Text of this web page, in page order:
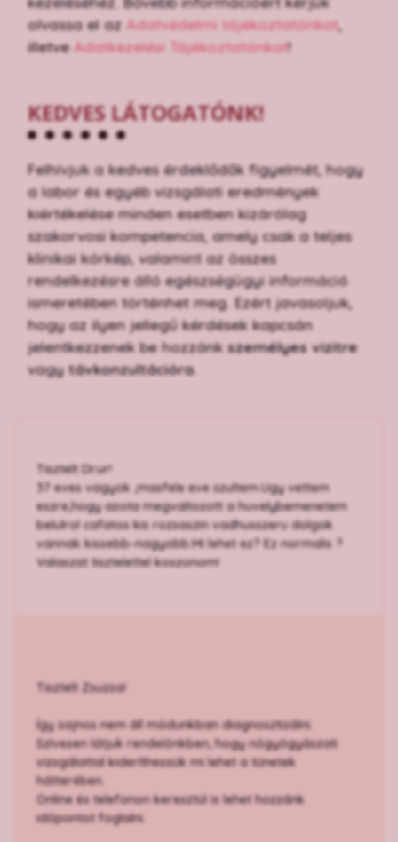
olvassa el az Adatvédelmi tájékoztatónkat,
illetve Adatkezelési Tájékoztatónkat!
KEDVES LÁTOGATÓNK!
Felhívjuk a kedves érdeklődők figyelmét, hogy
a labor és egyéb vizsgálati eredmények
kiértékelése minden esetben kizárólag
szakorvosi kompetencia, amely csak a teljes
klinikai kórkép, valamint az összes
rendelkezésre álló egészségügyi információ
ismeretében történhet meg. Ezért javasoljuk,
hogy az ilyen jellegű kérdések kapcsán
jelentkezzenek be hozzánk személyes vizitre
vagytávkonzultációra.
Tisztelt Dr.ur!
37 eves vagyok ,masfele eve szultem.Ugy vettem
eszre,hogy azota megvaltozott a huvelybemenetem
belulrol cafatos kis rozsaszin vadhusszeru dolgok
vannak kissebb-nagyobb.Mi lehet ez? Ez normalis ?
Valaszat tisztelettel koszonom!
Tisztelt Zsuzsa!
Így sajnos nem áll módunkban diagnosztizálni.
Szívesen látjuk rendelőnkben, hogy nőgyógyászati
vizsgálattal kideríthessük mi lehet a tünetek
hátterében.
Online és telefonon keresztül is lehet hozzánk
időpontot foglalni.